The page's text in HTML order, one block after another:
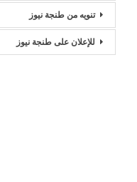
تنويه من طنجة نيوز
للإعلان على طنجة نيوز